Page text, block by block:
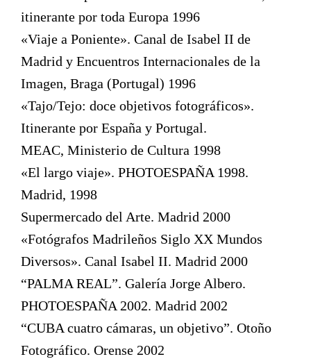
itinerante por toda Europa 1996
«Viaje a Poniente». Canal de Isabel II de
Madrid y Encuentros Internacionales de la
Imagen, Braga (Portugal) 1996
«Tajo/Tejo: doce objetivos fotográficos».
Itinerante por España y Portugal.
MEAC, Ministerio de Cultura 1998
«El largo viaje». PHOTOESPAÑA 1998.
Madrid, 1998
Supermercado del Arte. Madrid 2000
«Fotógrafos Madrileños Siglo XX Mundos
Diversos». Canal Isabel II. Madrid 2000
“PALMA REAL”. Galería Jorge Albero.
PHOTOESPAÑA 2002. Madrid 2002
“CUBA cuatro cámaras, un objetivo”. Otoño
Fotográfico. Orense 2002